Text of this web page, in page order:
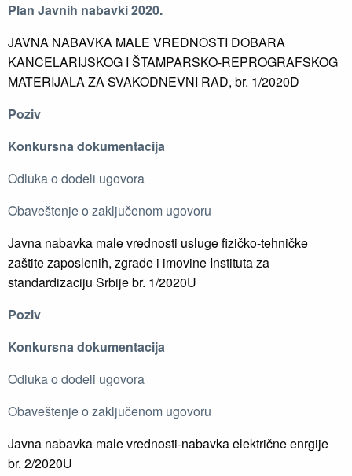
Plan Javnih nabavki 2020.
JAVNA NABAVKA MALE VREDNOSTI DOBARA
KANCELARIJSKOG I ŠTAMPARSKO-REPROGRAFSKOG
MATERIJALA ZA SVAKODNEVNI RAD, br. 1/2020D
Poziv
Konkursna dokumentacija
Odluka o dodeli ugovora
Obaveštenje o zaključenom ugovoru
Javna nabavka male vrednosti usluge fizičko-tehničke
zaštite zaposlenih, zgrade i imovine Instituta za
standardizaciju Srbije br. 1/2020U
Poziv
Konkursna dokumentacija
Odluka o dodeli ugovora
Obaveštenje o zaključenom ugovoru
Javna nabavka male vrednosti-nabavka električne enrgije
br. 2/2020U